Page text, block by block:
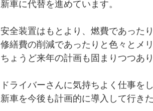
新車に代替を進めています。
安全装置はもとより、燃費であった
修繕費の削減であったりと色々とメ
ちょうど来年の計画も固まりつつあ
ドライバーさんに気持ちよく仕事を
新車を今後も計画的に導入して行き